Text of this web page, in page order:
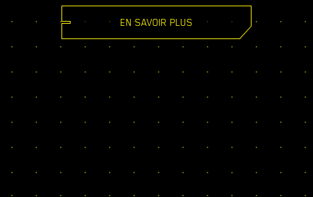
EN SAVOIR PLUS